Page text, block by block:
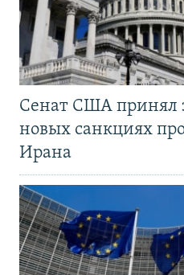
Сенат США принял
новых санкциях
Ирана